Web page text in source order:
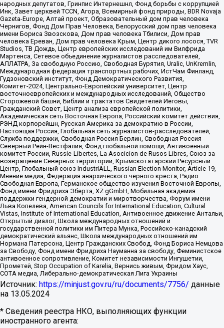
народных депутатов, Гринпис Интернешнл, Фонд борьбы с коррупцией
Инк, Завет церквей TCCN, Агора, Всемирный фонд природы, BDR Novaja
Gazeta-Europe, Алтай проект, Образовательный дом прав человека
Чернигов, Фонд Дом Прав Человека, Белорусский дом прав человека
имени Бориса Звозскова, Дом прав человека Тбилиси, Дом прав
человека Ереван, Дом прав человека Крым, Центр дикого лосося, TVR
Studios, ТВ Дождь, Центр европейских исследований им Вилфрида
Мартенса, Сетевое объединение журналистов расследователей,
АЛЛАТРА, За свободную Россию, Свободная Бурятия, Uralic, UnKremlin,
Международная федерация транспортных рабочих, ИстЧам Финланд,
Гудзоновский институт, Фонд Демократического Развития,
Комитет-2024, Центрально-Европейский университет, Центр
восточноевропейских и международных исследований, Общество
Сторожевой башни, Библии и трактатов Свидетелей Иеговы,
Гражданский Совет, Центр анализа европейской политики,
Академическая сеть Восточная Европа, Российский комитет действия,
РЭНД корпорейшн, Русская Америка за демократию в России,
Настоящая Россия, Глобальная сеть журналистов-расследователей,
Служба поддержки, Свободная Россия Берлин, Свободная Россия
Северный Рейн-Вестфалия, Фонд глобальной помощи, Антивоенный
комитет России, Russie-Libertes, La Asocicion de Rusos Libres, Союз за
возвращение Северных территорий, Крымскотатарский Ресурсный
Центр, Глобальный союз IndustriALL, Russian Election Monitor, Article 19,
Мнение медиа, Федерация анархического черного креста, Радио
Свободная Европа, Германское общество изучения Восточной Европы,
Фонд имени Фридриха Эберта, XZ gGmbH, Мобильная академия
поддержки гендерной демократии и миротворчества, Форум имени
Льва Копелева, American Councils for International Education, Cultural
Vistas, Institute of International Education, Антивоенное движение Антальи,
Открытый диалог, Школа международных отношений и
государственной политики им Питера Мунка, Российско-канадский
демократический альянс, Школа международных отношений им
Нормана Патерсона, Центр Гражданских Свобод, Фонд Бориса Немцова
за Свободу, Фонд имени Фридриха Науманна за свободу, Феминистское
антивоенное сопротивление, Комитет независимости Ингушетии,
Прометей, Stop Occupation of Karelia, Вернись живым, Фридом Хаус,
СОТА медиа, Либерально-демократическая Лига Украины
Источник: https://minjust.gov.ru/ru/documents/7756/ данные
на 13.05.2024
* Сведения реестра НКО, выполняющих функции
иностранного агента: